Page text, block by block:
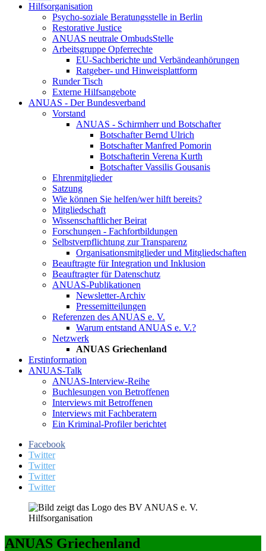
Hilfsorganisation
Psycho-soziale Beratungsstelle in Berlin
Restorative Justice
ANUAS neutrale OmbudsStelle
Arbeitsgruppe Opferrechte
EU-Sachberichte und Verbändeanhörungen
Ratgeber- und Hinweisplattform
Runder Tisch
Externe Hilfsangebote
ANUAS - Der Bundesverband
Vorstand
ANUAS - Schirmherr und Botschafter
Botschafter Bernd Ulrich
Botschafter Manfred Pomorin
Botschafterin Verena Kurth
Botschafter Vassilis Gousanis
Ehrenmitglieder
Satzung
Wie können Sie helfen/wer hilft bereits?
Mitgliedschaft
Wissenschaftlicher Beirat
Forschungen - Fachfortbildungen
Selbstverpflichtung zur Transparenz
Organisationsmitglieder und Mitgliedschaften
Beauftragte für Integration und Inklusion
Beauftragter für Datenschutz
ANUAS-Publikationen
Newsletter-Archiv
Pressemitteilungen
Referenzen des ANUAS e. V.
Warum entstand ANUAS e. V.?
Netzwerk
ANUAS Griechenland
Erstinformation
ANUAS-Talk
ANUAS-Interview-Reihe
Buchlesungen von Betroffenen
Interviews mit Betroffenen
Interviews mit Fachberatern
Ein Kriminal-Profiler berichtet
Facebook
Twitter
Twitter
Twitter
Twitter
ANUAS Griechenland